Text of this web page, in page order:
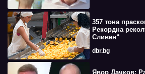
357 тона
Рекордна
Сливен“
dbr.bg
Явор Дачков: